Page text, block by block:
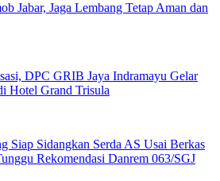
Jabar, Jaga Lembang Tetap Aman dan
DPC GRIB Jaya Indramayu Gelar
Hotel Grand Trisula
Siap Sidangkan Serda AS Usai Berkas
Rekomendasi Danrem 063/SGJ